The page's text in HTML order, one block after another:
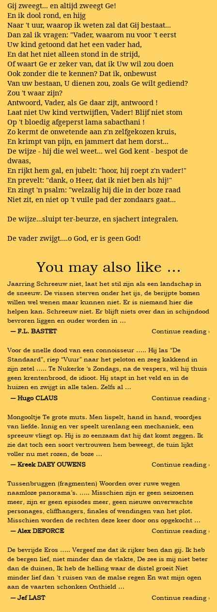
Gij zweegt... en altijd zweegt Ge!
En ik dool rond, en hijg
Naar 't uur, waarop ik weten zal dat Gij bestaat...
Dan zal ik vragen: "Vader, waarom nu voor 't eerst
Uw kind getoond dat het een vader had,
En dat het niet alleen stond in de strijd,
Of waart Ge er zeker van, dat ik Uw wil zou doen
Ook zonder die te kennen? Dat ik, onbewust
Van uw bestaan, U dienen zou, zoals Ge wilt gediend?
Zou 't waar zijn?
Antwoord, Vader, als Ge daar zijt, antwoord !
Laat niet Uw kind vertwijflen, Vader! Blijf niet stom
Op 't bloedig afgeperst lama sabacthani !
Zo kermt de onwetende aan z'n zelfgekozen kruis,
En krimpt van pijn, en jammert dat hem dorst...
De wijze - hij die wel weet... wel God kent - bespot de
dwaas,
En rijkt hem gal, en jubelt: "hoor, hij roept z'n vader!"
En prevelt: "dank, o Heer, dat ik niet ben als hij!"
En zingt 'n psalm: "welzalig hij die in der boze raad
Niet zit, en niet op 't vuile pad der zondaars gaat...
De wijze...sluipt ter-beurze, en sjachert integralen.
De vader zwijgt....o God, er is geen God!
You may also like …
Jaarring Schreeuw niet, laat het stil zijn als een landschap in
de sneeuw. De vissen sterven onder het ijs, de berijpte bomen
willen wel wenen maar kunnen niet. Er is niemand hier die
helpen kan. Schreeuw niet. Er blijft niets over dan in schijndood
bevroren liggen en ouder worden in …
― F.L. BASTET
Continue reading ›
Voor de snelle dood van een connoisseur ….. Hij las “De
Standaard”, riep “Vuur” naar het peloton en zeeg kakkend in
zijn zetel ….. Te Nukerke ‘s Zondags, na de vespers, wil hij thuis
geen krentenbrood, de idioot. Hij stapt in het veld en in de
huizen en zwijgt in alle talen. Zelfs al …
― Hugo CLAUS
Continue reading ›
Mongooltje Te grote muts. Men lispelt, hand in hand, woordjes
van liefde. Innig en ver speelt urenlang een mechaniek, een
spreeuw vliegt op. Hij is zo eenzaam dat hij dat komt zeggen. Ik
zie dat toch een soort vertrouwen hem beweegt, de tuin lijkt
voller nu met rozen, de boze …
― Kreek DAEY OUWENS
Continue reading ›
Tussenbruggen (fragmenten) Woorden over ruwe wegen
naamloze panorama’s. ….. Misschien zijn er geen seizoenen
meer, zijn er geen episodes meer, geen nieuwe onverwachte
personages, cliffhangers, finales of wendingen van het plot.
Misschien worden de rechten deze keer door ons opgekocht …
― Alex DEFORCE
Continue reading ›
De bevrijde Eros ….. Vergeef me dat ik rijker ben dan gij. Ik heb
de bergen lief, niet minder dan de vlakte, De zee is mij niet beter
dan de duinen, Ik heb de helling waar de distel groeit Niet
minder lief dan 't ruisen van de malse regen En wat mijn ogen
aan de vaarten schonken Onthield …
― Jef LAST
Continue reading ›